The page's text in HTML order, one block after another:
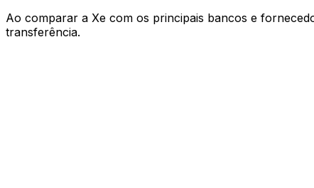
Ao comparar a Xe com os principais bancos e
transferência.